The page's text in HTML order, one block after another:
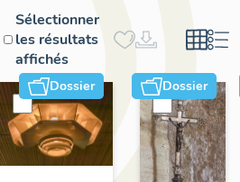
Sélectionner
les résultats
affichés
Dossier Dossier